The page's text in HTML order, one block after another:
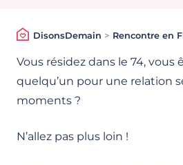
DisonsDemain > Rencontre en
Vous résidez dans le 74,
quelqu’un pour une relation
moments ?
N’allez pas plus loin !